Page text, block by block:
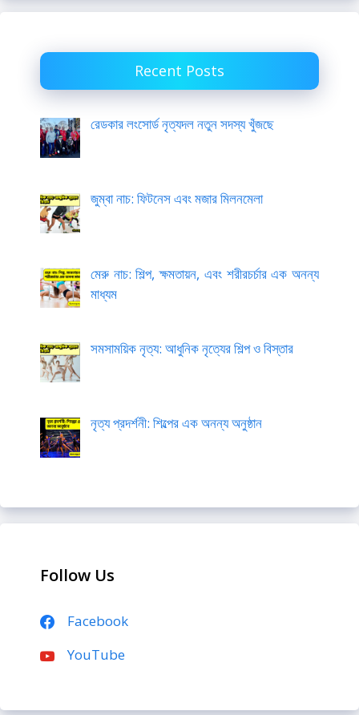
Recent Posts
রেডকার লংসোর্ড নৃত্যদল নতুন সদস্য খুঁজছে
জুম্বা নাচ: ফিটনেস এবং মজার মিলনমেলা
মেরু নাচ: শিল্প, ক্ষমতায়ন, এবং শরীরচর্চার এক অনন্য
মাধ্যম
সমসাময়িক নৃত্য: আধুনিক নৃত্যের শিল্প ও বিস্তার
নৃত্য প্রদর্শনী: শিল্পের এক অনন্য অনুষ্ঠান
Follow Us
Facebook
YouTube